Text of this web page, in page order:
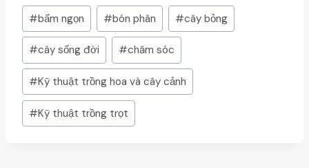
Post
Tags:
#bấm ngọn #bón phân #cây bỏng
#cây sống đời #chăm sóc
#Kỹ thuật trồng hoa và cây cảnh
#Kỹ thuật trồng trọt